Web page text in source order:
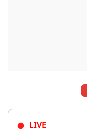
LIVE